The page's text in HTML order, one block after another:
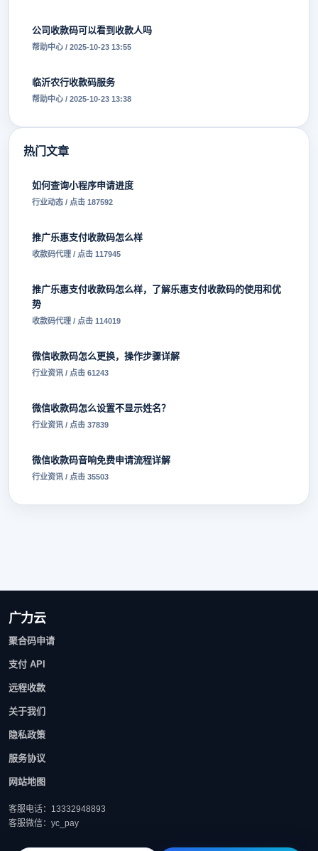
公司收款码可以看到收款人吗
帮助中心 / 2025-10-23 13:55
临沂农行收款码服务
帮助中心 / 2025-10-23 13:38
热门文章
如何查询小程序申请进度
行业动态 / 点击 187592
推广乐惠支付收款码怎么样
收款码代理 / 点击 117945
推广乐惠支付收款码怎么样，了解乐惠支付收款码的使用和优
势
收款码代理 / 点击 114019
微信收款码怎么更换，操作步骤详解
行业资讯 / 点击 61243
微信收款码怎么设置不显示姓名？
行业资讯 / 点击 37839
微信收款码音响免费申请流程详解
行业资讯 / 点击 35503
广力云
聚合码申请
支付 API
远程收款
关于我们
隐私政策
服务协议
网站地图
客服电话：13332948893
客服微信：yc_pay